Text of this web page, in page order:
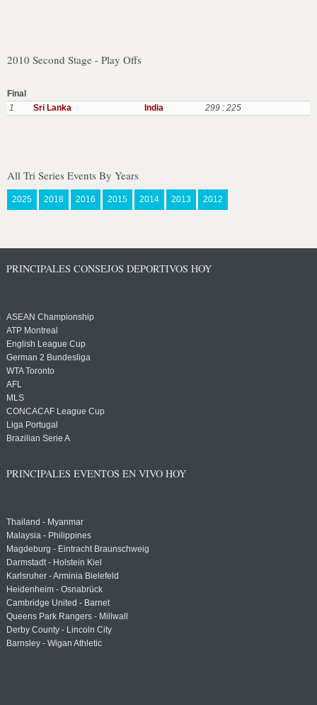
2010 Second Stage - Play Offs
Final
1
Sri Lanka India 299 : 225
All Tri Series Events By Years
2025 2018 2016 2015 2014 2013 2012
PRINCIPALES CONSEJOS DEPORTIVOS HOY
ASEAN Championship
ATP Montreal
English League Cup
German 2 Bundesliga
WTA Toronto
AFL
MLS
CONCACAF League Cup
Liga Portugal
Brazilian Serie A
PRINCIPALES EVENTOS EN VIVO HOY
Thailand - Myanmar
Malaysia - Philippines
Magdeburg - Eintracht Braunschweig
Darmstadt - Holstein Kiel
Karlsruher - Arminia Bielefeld
Heidenheim - Osnabrück
Cambridge United - Barnet
Queens Park Rangers - Millwall
Derby County - Lincoln City
Barnsley - Wigan Athletic